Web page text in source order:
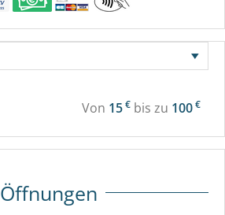
Von 15€ bis zu 100€
Öffnungen